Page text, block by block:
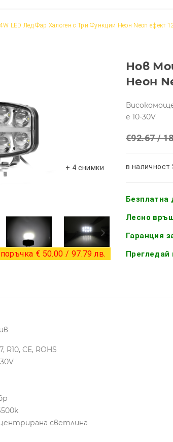
LED Лед Фар Халоген с Три Функции Неон Neon ефект
+ 4 снимки
€ 50.00 / 97.79 лв.
Нов
Неон
е 10-30V
€92.67 /
в наличност
Безплатна
Лесно
Гаранция
R10, CE, ROHS
светлина